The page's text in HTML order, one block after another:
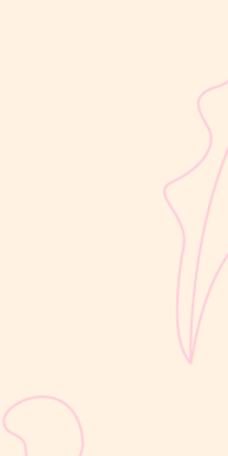
utama untuk menilai apakah tumbuh kembang si Kecil berjalan
optimal. Berbeda dengan berat badan yang bisa naik-turun dalam
waktu singkat, pertambahan tinggi badan cenderung berlangsung